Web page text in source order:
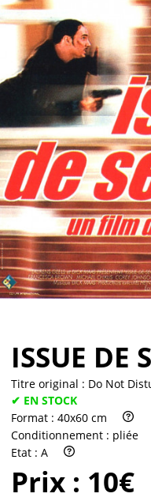
Vendre
ISSUE DE
Titre original : Do Not
✔ EN STOCK
Format : 40x60 cm
Conditionnement : pliée
Etat : A
Prix : 10€